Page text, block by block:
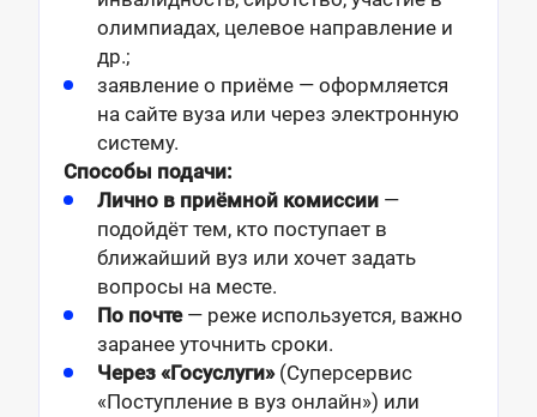
олимпиадах, целевое направление и
др.;
заявление о приёме — оформляется
на сайте вуза или через электронную
систему.
Способы подачи:
Лично в приёмной комиссии —
подойдёт тем, кто поступает в
ближайший вуз или хочет задать
вопросы на месте.
По почте— реже используется, важно
заранее уточнить сроки.
Через «Госуслуги»(Суперсервис
«Поступление в вуз онлайн») или